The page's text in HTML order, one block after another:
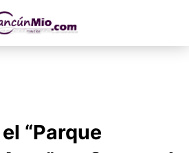
“Parque